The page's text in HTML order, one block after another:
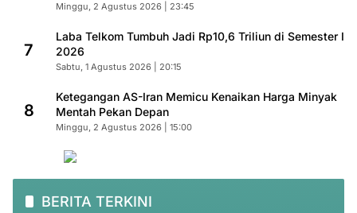
Minggu, 2 Agustus 2026 | 23:45
7
Laba Telkom Tumbuh Jadi Rp10,6 Triliun di Semester I
2026
Sabtu, 1 Agustus 2026 | 20:15
8
Ketegangan AS-Iran Memicu Kenaikan Harga Minyak
Mentah Pekan Depan
Minggu, 2 Agustus 2026 | 15:00
BERITA TERKINI